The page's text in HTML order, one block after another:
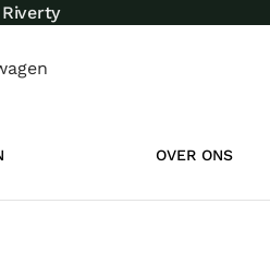
OVER ONS